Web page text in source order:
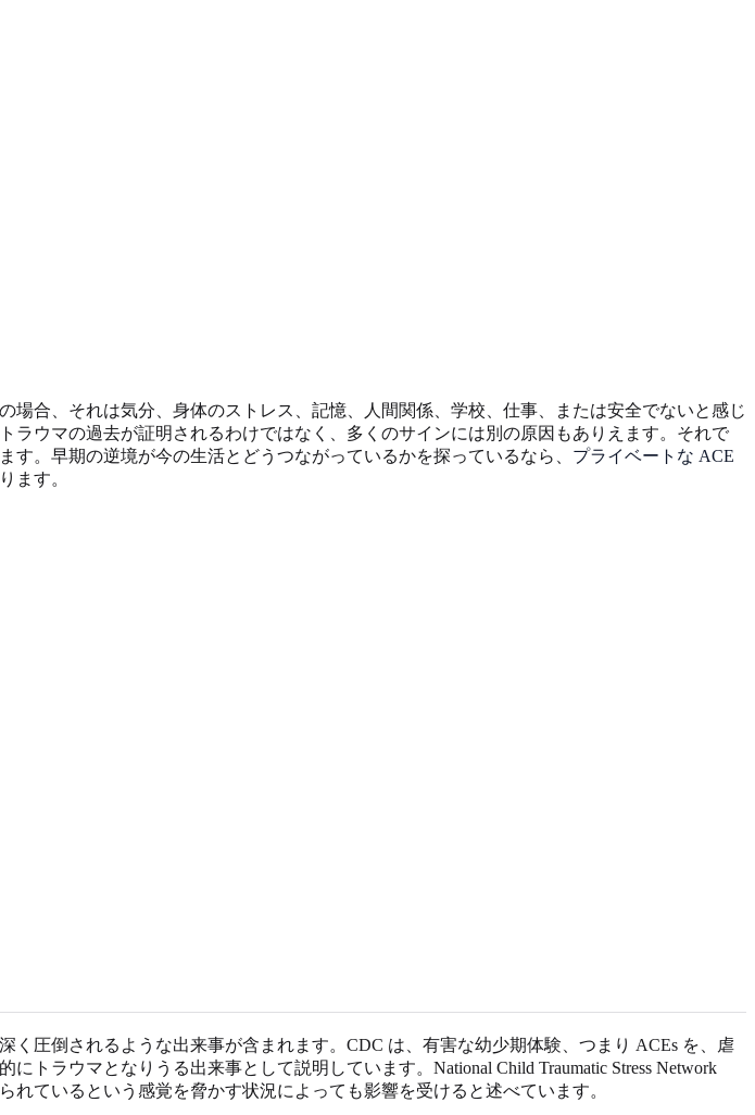
合、それは気分、身体のストレス、記憶、人間関係、学校、仕事、または安全でないと感じ
ウマの過去が証明されるわけではなく、多くのサインには別の原因もありえます。それで
。早期の逆境が今の生活とどうつながっているかを探っているなら、 プライベートな ACE
ます。
圧倒されるような出来事が含まれます。CDC は、有害な幼少期体験、つまり ACEs を、虐
ラウマとなりうる出来事として説明しています。National Child Traumatic Stress Network
ているという感覚を脅かす状況によっても影響を受けると述べています。